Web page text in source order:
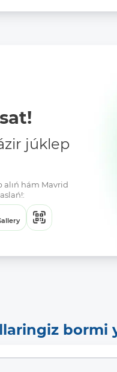
júklep
alıń hám Mavrid
bormi